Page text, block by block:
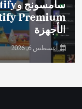
الأجهزة
أغسطس 6, 2026